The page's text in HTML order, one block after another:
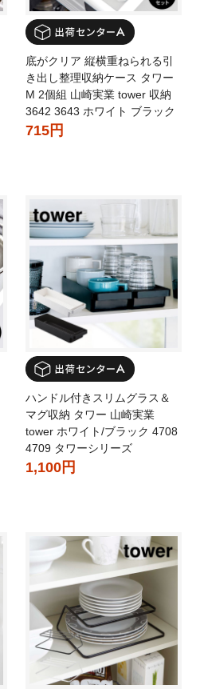
底がクリア 縦横重ねられる引
き出し整理収納ケース タワー
M 2個組 山崎実業 tower 収納
3642 3643 ホワイト ブラック
715円
ハンドル付きスリムグラス＆
マグ収納 タワー 山崎実業
tower ホワイト/ブラック 4708
4709 タワーシリーズ
1,100円